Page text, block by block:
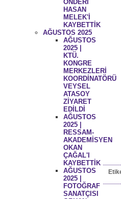
ÖNDERİ
HASAN
MELEK'İ
KAYBETTİK
AĞUSTOS 2025
AĞUSTOS
2025 |
KTÜ.
KONGRE
MERKEZLERİ
KOORDİNATÖRÜ
VEYSEL
ATASOY
ZİYARET
EDİLDİ
AĞUSTOS
2025 |
RESSAM-
AKADEMİSYEN
OKAN
ÇAĞAL'I
KAYBETTİK
AĞUSTOS
2025 |
FOTOĞRAF
SANATÇISI